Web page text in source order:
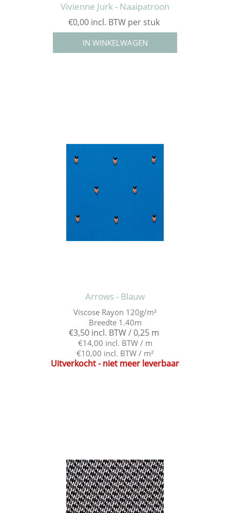
Vivienne Jurk - Naaipatroon
€0,00 incl. BTW per stuk
Arrows - Blauw
Viscose Rayon 120g/m²
Breedte 1.40m
€3,50 incl. BTW / 0,25 m
€14,00 incl. BTW / m
€10,00 incl. BTW / m²
Uitverkocht - niet meer leverbaar